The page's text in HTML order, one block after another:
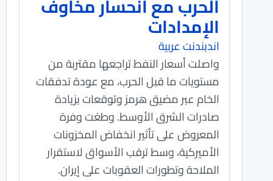
الحرب مع انحسار مخاوف
الإمدادات
اندبندنت عربية
واصلت أسعار النفط تراجعها مقتربة من
مستويات ما قبل الحرب، مع عودة تدفقات
الخام عبر مضيق هرمز وتوقعات بزيادة
صادرات الشرق الأوسط. وطغت وفرة
المعروض على تأثير انخفاض المخزونات
الأميركية، وسط ترقب الأسواق لاستقرار
الملاحة وتطورات العقوبات على إيران.